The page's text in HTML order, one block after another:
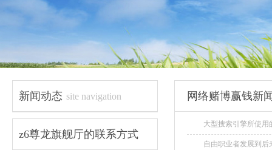
新闻动态 site navigation
z6尊龙旗舰厅的联系方式
网络赌博赢钱新
大型搜索引擎所使用
自由职业者发展到后